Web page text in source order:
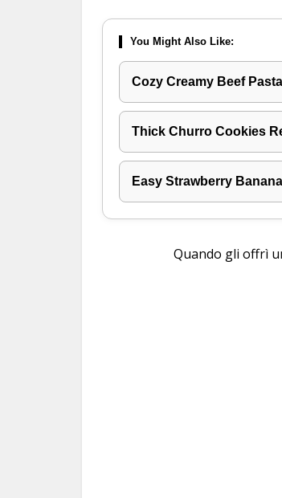
You Might Also Like:
Cozy Creamy Beef
Thick Churro Cookies
Easy Strawberry
Quando gli offrì